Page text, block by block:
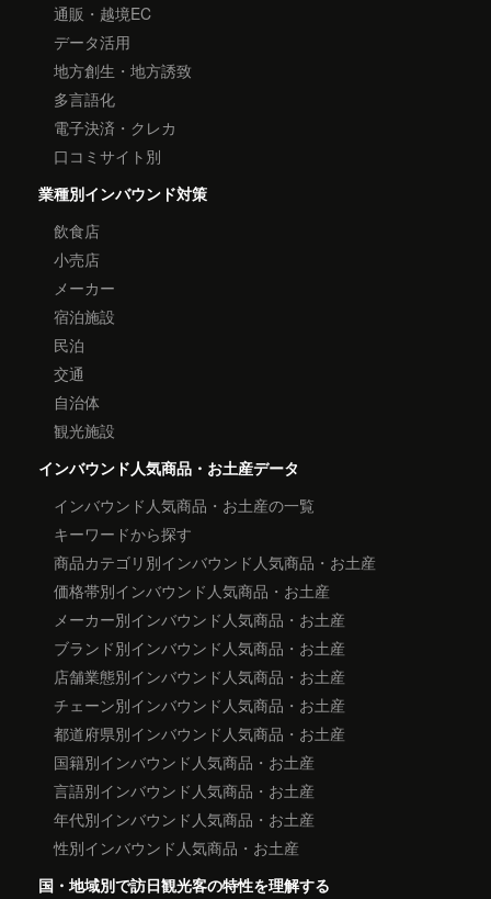
通販・越境EC
データ活用
地方創生・地方誘致
多言語化
電子決済・クレカ
口コミサイト別
業種別インバウンド対策
飲食店
小売店
メーカー
宿泊施設
民泊
交通
自治体
観光施設
インバウンド人気商品・お土産データ
インバウンド人気商品・お土産の一覧
キーワードから探す
商品カテゴリ別インバウンド人気商品・お土産
価格帯別インバウンド人気商品・お土産
メーカー別インバウンド人気商品・お土産
ブランド別インバウンド人気商品・お土産
店舗業態別インバウンド人気商品・お土産
チェーン別インバウンド人気商品・お土産
都道府県別インバウンド人気商品・お土産
国籍別インバウンド人気商品・お土産
言語別インバウンド人気商品・お土産
年代別インバウンド人気商品・お土産
性別インバウンド人気商品・お土産
国・地域別で訪日観光客の特性を理解する